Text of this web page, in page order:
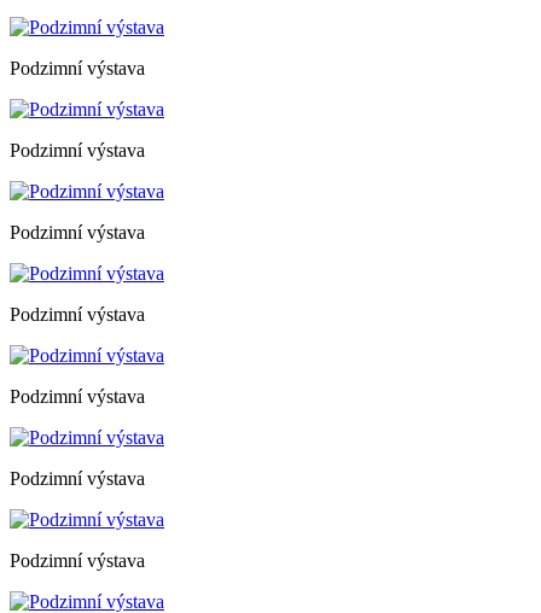
Podzimní výstava
Podzimní výstava
Podzimní výstava
Podzimní výstava
Podzimní výstava
Podzimní výstava
Podzimní výstava